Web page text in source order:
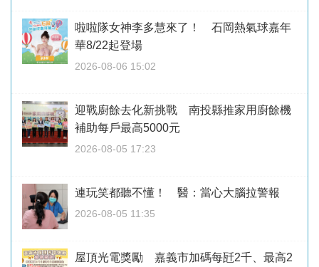
啦啦隊女神李多慧來了！ 石岡熱氣球嘉年
華8/22起登場
2026-08-06 15:02
迎戰廚餘去化新挑戰 南投縣推家用廚餘機
補助每戶最高5000元
2026-08-05 17:23
連玩笑都聽不懂！ 醫：當心大腦拉警報
2026-08-05 11:35
屋頂光電獎勵 嘉義市加碼每瓩2千、最高2